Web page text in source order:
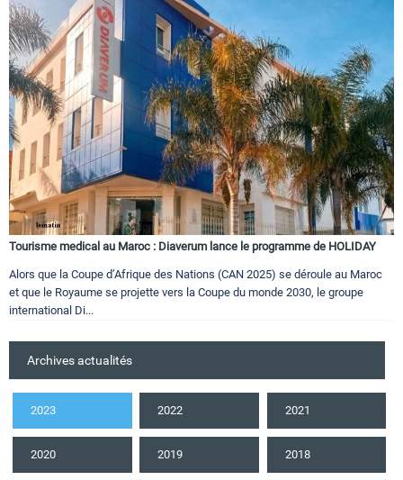
Tourisme medical au Maroc : Diaverum lance le programme de HOLIDAY
Alors que la Coupe d’Afrique des Nations (CAN 2025) se déroule au Maroc
et que le Royaume se projette vers la Coupe du monde 2030, le groupe
international Di...
Archives actualités
2023 2022 2021
2020 2019 2018